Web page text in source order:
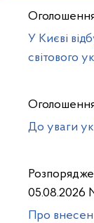
У Києві
світового
До уваги
Про